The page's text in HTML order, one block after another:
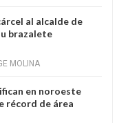
al alcalde de
brazalete
MOLINA
en noroeste
récord de área